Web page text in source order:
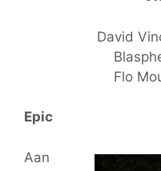
David
Flo
Epic
Aan